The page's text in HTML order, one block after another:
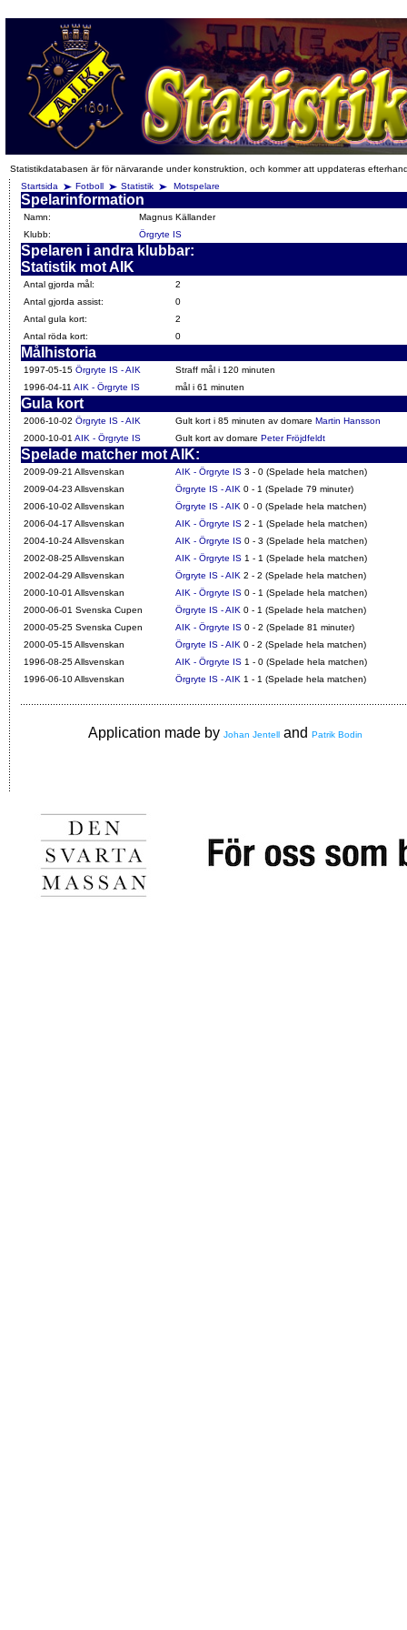
Statistikdatabasen är för närvarande under konstruktion, och kommer att uppdateras
Startsida
Fotboll Statistik Motspelare
Spelarinformation
Namn:
Magnus Källander
Klubb:
Örgryte IS
Spelaren i andra klubbar:
Statistik mot AIK
Antal gjorda mål:
2
Antal gjorda assist:
0
Antal gula kort:
2
Antal röda kort:
0
Målhistoria
1997-05-15 Örgryte IS - AIK
Straff mål i 120 minuten
1996-04-11 AIK - Örgryte IS mål i 61 minuten
Gula kort
2006-10-02 Örgryte IS - AIK Gult kort i 85 minuten av domare Martin Hansson
2000-10-01 AIK - Örgryte IS Gult kort av domare Peter Fröjdfeldt
Spelade matcher mot AIK:
2009-09-21 Allsvenskan AIK - Örgryte IS 3 - 0 (Spelade hela matchen)
2009-04-23 Allsvenskan
Örgryte IS - AIK 0 - 1 (Spelade 79 minuter)
2006-10-02 Allsvenskan
Örgryte IS - AIK 0 - 0 (Spelade hela matchen)
2006-04-17 Allsvenskan
AIK - Örgryte IS 2 - 1 (Spelade hela matchen)
2004-10-24 Allsvenskan
AIK - Örgryte IS 0 - 3 (Spelade hela matchen)
2002-08-25 Allsvenskan
AIK - Örgryte IS 1 - 1 (Spelade hela matchen)
2002-04-29 Allsvenskan
Örgryte IS - AIK 2 - 2 (Spelade hela matchen)
2000-10-01 Allsvenskan
AIK - Örgryte IS 0 - 1 (Spelade hela matchen)
2000-06-01 Svenska Cupen
Örgryte IS - AIK 0 - 1 (Spelade hela matchen)
2000-05-25 Svenska Cupen
AIK - Örgryte IS 0 - 2 (Spelade 81 minuter)
2000-05-15 Allsvenskan
Örgryte IS - AIK 0 - 2 (Spelade hela matchen)
1996-08-25 Allsvenskan
AIK - Örgryte IS 1 - 0 (Spelade hela matchen)
1996-06-10 Allsvenskan
Örgryte IS - AIK 1 - 1 (Spelade hela matchen)
Application made by Johan Jentell and Patrik Bodin